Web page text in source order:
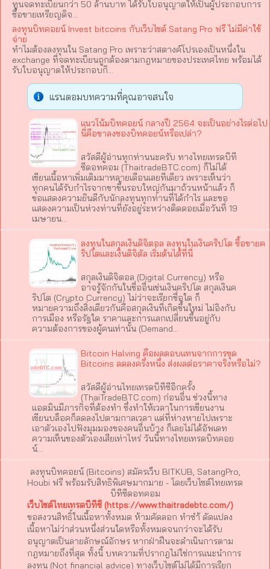
ทุนจดทะเบียนกว่า 50 ล้านบาท ได้รับใบอนุญาตให้เป็นผู้ประกอบการ
ซื้อขายเหรียญดิจ...
ลงทุนบิทคอยน์ Invest bitcoins กับเว็บไซต์ Satang Pro ฟรี ไม่มีค่าใช้
จ่าย
ทำไมต้องลงทุนใน Satang Pro เพราะว่าสตางค์โปรเองเป็นหนึ่งใน
exchange ที่จดทะเบียนถูกต้องตามกฎหมายของประเทศไทย พร้อมได้
รับใบอนุญาตให้ประกอบกิ...
แรนดอมบทความที่คุณอาจสนใจ
แนวโน้มบิทคอยน์ กลางปี 2564 จะเป็นอย่างไรต่อไป
นี่คือขาลงของบิทคอยน์หรือเปล่า?
สวัสดีผู้อ่านทุกท่านนะครับ ทางไทยเทรดบีที
ซีดอทคอม (ThaitradeBTC.com) ก็ไม่ได้
เขียนเนื้อหาเพิ่มเติมมาหลายเดือนเลยทีเดียว เพราะเห็นว่า
ทุกคนได้รับกำไรจากขาขึ้นรอบใหญ่กันมาถ้วนหน้าแล้ว ก็
ขอแสดงความยินดีกับนักลงทุนทุกท่านที่ได้กำไร และขอ
แสดงความเป็นห่วงท่านที่ยังอยู่ระหว่างติดดอยเมื่อวันที่ 19
เมษายน…
ลงทุนในสกุลเงินดิจิตอล ลงทุนในเงินคริปโต ซื้อขายค
ริปโตและเงินดิจิตัล เริ่มต้นได้ที่นี่
สกุลเงินดิจิตอล (Digital Currency) หรือ
อาจรู้จักกันในชื่ออื่นเช่นเงินคริปโต สกุลเงินค
ริปโต (Crypto Currency) ไม่ว่าจะเรียกชื่อใด ก็
หมายความถึงสิ่งเดียวกันคือสกุลเงินที่เกิดขึ้นใหม่ ไม่อิงกับ
การเมือง หรือรัฐใด ราคาและการแลกเปลี่ยนขึ้นอยู่กับ
ความต้องการของผู้คนเท่านั้น (Demand…
Bitcoin Halving คือผลตอบแทนจากการขุด
Bitcoins ลดลงครึ่งหนึ่ง ส่งผลต่อราคาจริงหรือไม่?
สวัสดีผู้อ่านไทยเทรดบีทีซีอีกครั้ง
(ThaiTradeBTC.com) ก่อนอื่น ช่วงนี้ทาง
แอดมินมีภารกิจที่ต้องทำ ซึ่งทำให้เวลาในการเขียนงาน
เขียนบล็อคก็ลดลงไปตามกาลเวลา แต่ที่ห่างหายไปเพราะ
เอาตัวเองไปฟังมุมมองของคนอื่นบ้าง ก็เลยไม่ได้อัพเดท
ความเห็นของตัวเองเสียเท่าไหร่ วันนี้ทางไทยเทรดบิทคอย
น์…
ลงทุนบิทคอยน์ (Bitcoins) สมัครเว็บ BITKUB, SatangPro,
Houbi ฟรี พร้อมรับสิทธิพิเศษมากมาย - โดยเว็บไซต์ไทยเทรด
บีทีซีดอทคอม
เว็บไซต์ไทยเทรดบีทีซี (https://www.thaitradebtc.com/)
ขอสงวนสิทธิ์ในเนื้อหาทั้งหมด ห้ามคัดลอก ทำซำ้ ดัดแปลง
เนื้อหาไม่ว่าส่วนหนึ่งส่วนใดหรือทั้งหมดจนกว่าจะได้รับ
อนุญาตเป็นลายลักษณ์อักษร หากฝ่าฝืนจะดำเนินการตาม
กฎหมายถึงที่สุด ทั้งนี้ บทความที่ปรากฎไม่ใช่การแนะนำการ
ลงทุน (Not financial advice) ทางเว็บไซต์ไม่ได้มีการเรียก